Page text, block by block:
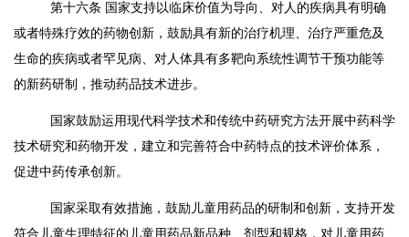
第十六条 国家支持以临床价值为导向、对人的疾病具有明确
或者特殊疗效的药物创新，鼓励具有新的治疗机理、治疗严重危及
生命的疾病或者罕见病、对人体具有多靶向系统性调节干预功能等
的新药研制，推动药品技术进步。
国家鼓励运用现代科学技术和传统中药研究方法开展中药科学
技术研究和药物开发，建立和完善符合中药特点的技术评价体系，
促进中药传承创新。
国家采取有效措施，鼓励儿童用药品的研制和创新，支持开发
符合儿童生理特征的儿童用药品新品种、剂型和规格，对儿童用药